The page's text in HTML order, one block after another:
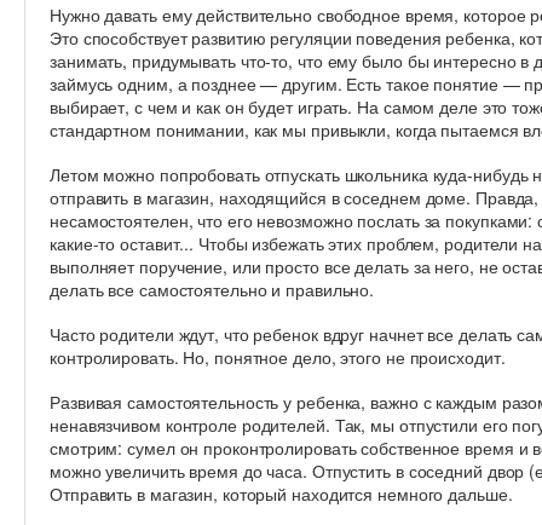
Нужно давать ему действительно свободное время, которое
Это способствует развитию регуляции поведения ребенка,
занимать, придумывать что-то, что ему было бы интересно
займусь одним, а позднее — другим. Есть такое понятие —
выбирает, с чем и как он будет играть. На самом деле это
стандартном понимании, как мы привыкли, когда пытаемся
Летом можно попробовать отпускать школьника куда-нибудь
отправить в магазин, находящийся в соседнем доме.
несамостоятелен, что его невозможно послать за
какие-то оставит... Чтобы избежать этих проблем, родители
выполняет поручение, или просто все делать за него, не
делать все самостоятельно и правильно.
Часто родители ждут, что ребенок вдруг начнет все делать
контролировать. Но, понятное дело, этого не происходит.
Развивая самостоятельность у ребенка, важно с каждым
ненавязчивом контроле родителей. Так, мы отпустили его
смотрим: сумел он проконтролировать собственное время и
можно увеличить время до часа. Отпустить в соседний
Отправить в магазин, который находится немного дальше.